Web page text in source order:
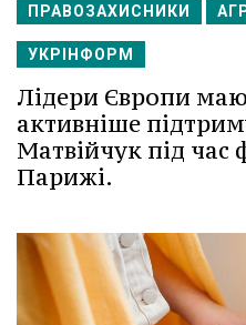
ПРАВОЗАХИСНИКИ
УКРІНФОРМ
Лідери Європи
активніше
Матвійчук під
Парижі.